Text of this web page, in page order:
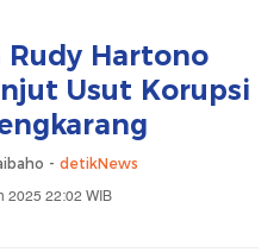
Rudy Hartono
Usut Korupsi
- detikNews
2025 22:02 WIB